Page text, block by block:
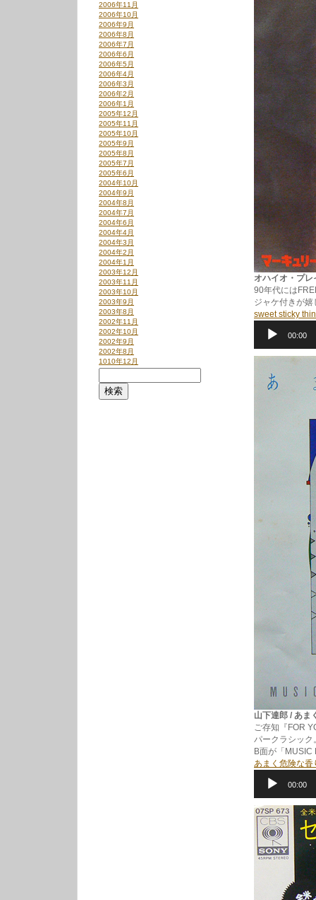
オハイオ・プ
90年代には
ジャケ付きが
sweet sticky
00:00
山下達郎 / あま
ご存知『FOR
パークラシック
B面が「MUSIC
あまく危険な香
レ
ー
ヤ
ー
00:00
2006年11月
2006年10月
2006年9月
2006年8月
2006年7月
2006年6月
2006年5月
2006年4月
2006年3月
2006年2月
2006年1月
2005年12月
2005年11月
2005年10月
2005年9月
2005年8月
2005年7月
2005年6月
2004年10月
2004年9月
2004年8月
2004年7月
2004年6月
2004年4月
2004年3月
2004年2月
2004年1月
2003年12月
2003年11月
2003年10月
2003年9月
2003年8月
2002年11月
2002年10月
2002年9月
2002年8月
1010年12月